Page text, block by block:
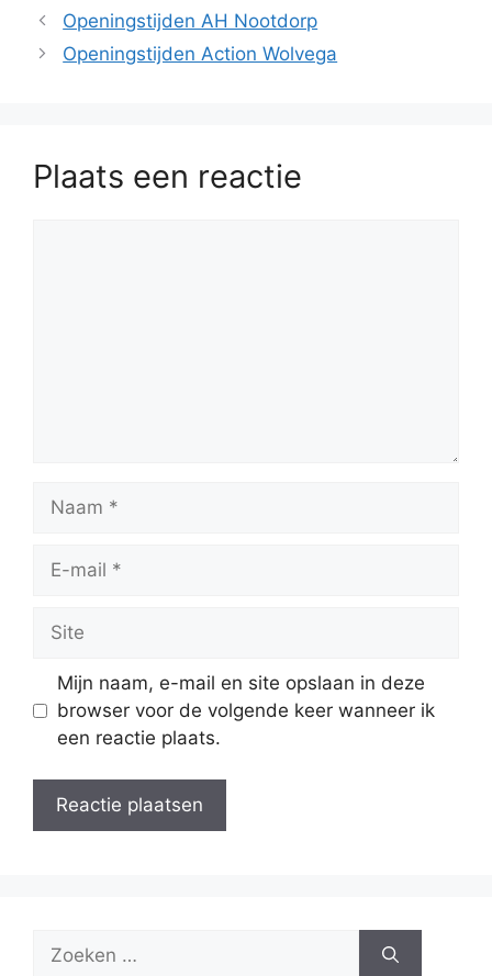
Openingstijden AH Nootdorp
Openingstijden Action Wolvega
Plaats een reactie
mail
Mijn naam, e-mail en site opslaan in deze
browser voor de volgende keer wanneer ik
een reactie plaats.
Zoek